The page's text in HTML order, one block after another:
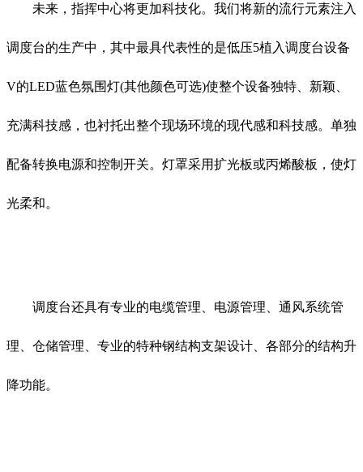
未来，指挥中心将更加科技化。我们将新的流行元素注入
调度台的生产中，其中最具代表性的是低压5植入调度台设备
V的LED蓝色氛围灯(其他颜色可选)使整个设备独特、新颖、
充满科技感，也衬托出整个现场环境的现代感和科技感。单独
配备转换电源和控制开关。灯罩采用扩光板或丙烯酸板，使灯
光柔和。
调度台还具有专业的电缆管理、电源管理、通风系统管
理、仓储管理、专业的特种钢结构支架设计、各部分的结构升
降功能。